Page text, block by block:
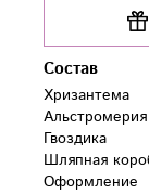
Состав
Хризантема
Альстромерия
Гвоздика
Шляпная
Оформление